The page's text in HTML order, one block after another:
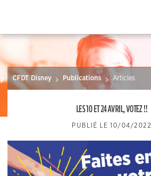
CFDT Disney Publications Articles
LES 10 ET 24 AVRIL, VOTEZ !!
PUBLIÉ LE 10/04/2022